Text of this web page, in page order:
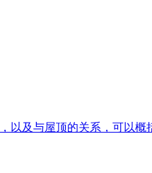
及与屋顶的关系，可以